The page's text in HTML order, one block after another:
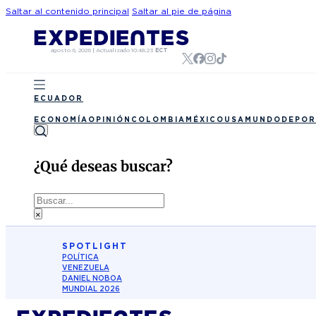
Saltar al contenido principal Saltar al pie de página
agosto 6, 2026 | Actualizado 10:48:23 ECT
ECUADOR
ECONOMÍA OPINIÓN COLOMBIA MÉXICO USA MUNDO
¿Qué deseas buscar?
Buscar
×
SPOTLIGHT
POLÍTICA
VENEZUELA
DANIEL NOBOA
MUNDIAL 2026